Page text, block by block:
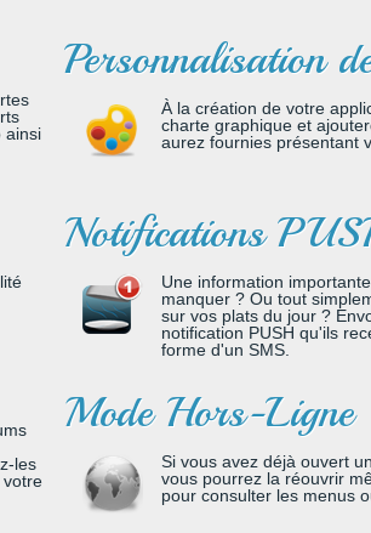
ainsi
les
votre
Personnalisation
À la création de votre
charte graphique et
aurez fournies présentant
Notifications
Une information
manquer ? Ou tout
sur vos plats du jour ?
notification PUSH qu'ils
forme d'un SMS.
Mode Hors-Ligne
Si vous avez déjà ouvert
vous pourrez la réouvrir
pour consulter les menus